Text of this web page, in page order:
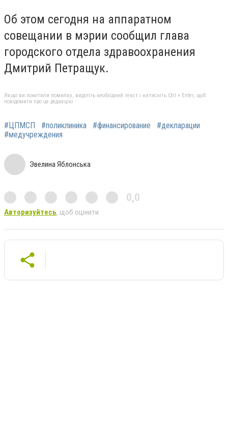
Об этом сегодня на аппаратном
совещании в мэрии сообщил глава
городского отдела здравоохранения
Дмитрий Петращук.
Якщо ви помітили помилку, виділіть необхідний текст і натисніть Ctrl + Enter, щоб
повідомити про це редакцію
#ЦПМСП #поликлиника #финансирование
#декларации
#медучреждения
Эвелина Яблонська
0,0
Авторизуйтесь, щоб оцінити